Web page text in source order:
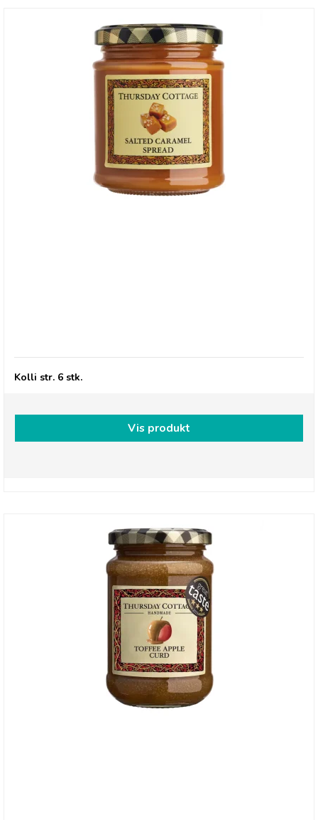
Kolli str. 6 stk.
Vis produkt